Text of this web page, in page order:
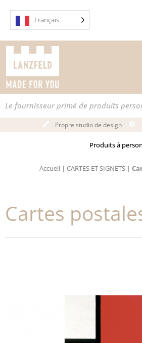
Français
Le fournisseur primé de produits
Propre studio de design
Produits à
Accueil | CARTES ET SIGNETS |
Cartes